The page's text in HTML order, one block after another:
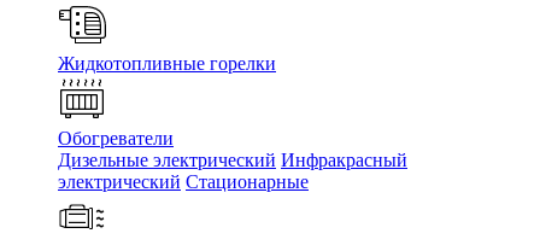
Жидкотопливные горелки
Обогреватели
Дизельные электрический Инфракрасный
электрический Стационарные